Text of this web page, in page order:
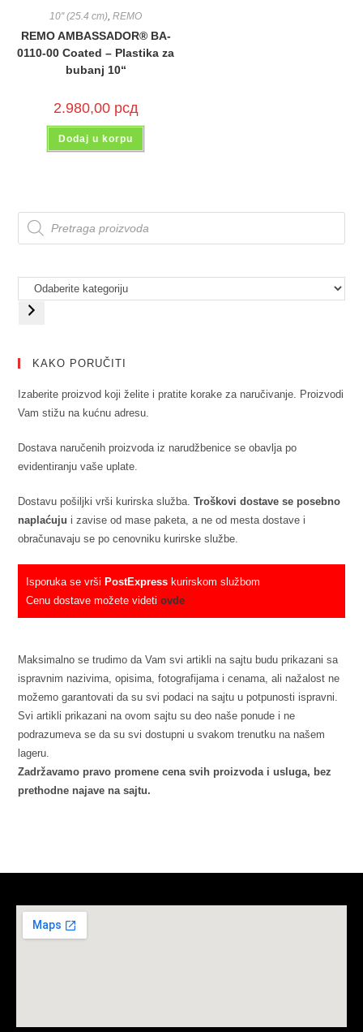
10'' (25.4 cm),REMO
REMO AMBASSADOR® BA-
0110-00 Coated – Plastika za
bubanj 10“
2.980,00 рсд
Dodaj u korpu
KAKO PORUČITI
Izaberite proizvod koji želite i pratite korake za naručivanje. Proizvodi
Vam stižu na kućnu adresu.
Dostava naručenih proizvoda iz narudžbenice se obavlja po
evidentiranju vaše uplate.
Dostavu pošiljki vrši kurirska služba.Troškovi dostave se posebno
naplaćuju i zavise od mase paketa, a ne od mesta dostave i
obračunavaju se po cenovniku kurirske službe.
Isporuka se vrši PostExpress kurirskom službom
Cenu dostave možete videtiovde
Maksimalno se trudimo da Vam svi artikli na sajtu budu prikazani sa
ispravnim nazivima, opisima, fotografijama i cenama, ali nažalost ne
možemo garantovati da su svi podaci na sajtu u potpunosti ispravni.
Svi artikli prikazani na ovom sajtu su deo naše ponude i ne
podrazumeva se da su svi dostupni u svakom trenutku na našem
lageru.
Zadržavamo pravo promene cena svih proizvoda i usluga, bez
prethodne najave na sajtu.